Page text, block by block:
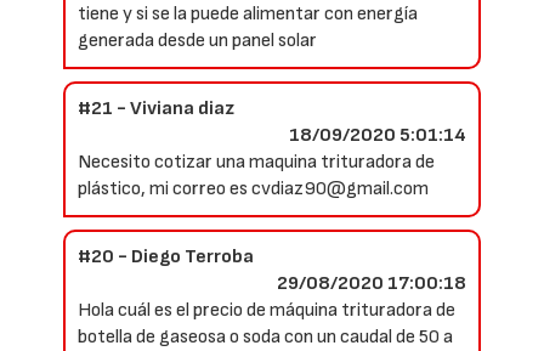
tiene y si se la puede alimentar con energía
generada desde un panel solar
#21 - Viviana diaz
18/09/2020 5:01:14
Necesito cotizar una maquina trituradora de
plástico, mi correo es cvdiaz90@gmail.com
#20 - Diego Terroba
29/08/2020 17:00:18
Hola cuál es el precio de máquina trituradora de
botella de gaseosa o soda con un caudal de 50 a